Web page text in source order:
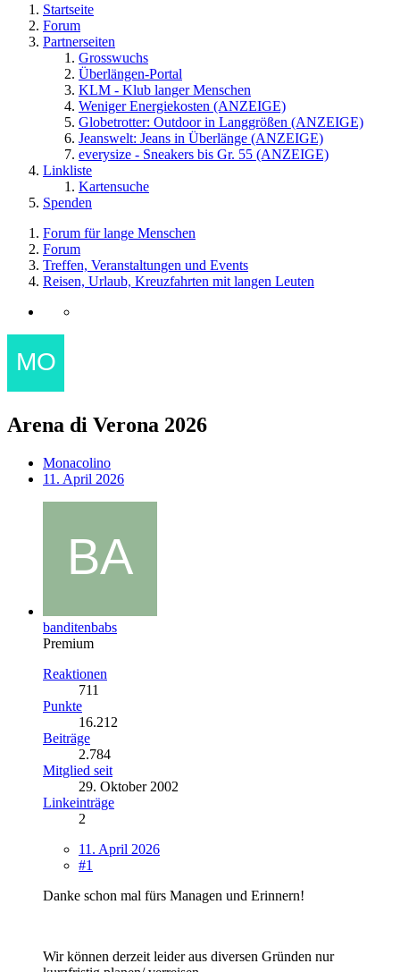
Startseite
Forum
Partnerseiten
Grosswuchs
Überlängen-Portal
KLM - Klub langer Menschen
Weniger Energiekosten (ANZEIGE)
Globetrotter: Outdoor in Langgrößen (ANZEIGE)
Jeanswelt: Jeans in Überlänge (ANZEIGE)
everysize - Sneakers bis Gr. 55 (ANZEIGE)
Linkliste
Kartensuche
Spenden
Forum für lange Menschen
Forum
Treffen, Veranstaltungen und Events
Reisen, Urlaub, Kreuzfahrten mit langen Leuten
Arena di Verona 2026
Monacolino
11. April 2026
banditenbabs
Premium
Reaktionen
711
Punkte
16.212
Beiträge
2.784
Mitglied seit
29. Oktober 2002
Linkeinträge
2
11. April 2026
#1
Danke schon mal fürs Managen und Erinnern!
Wir können derzeit leider aus diversen Gründen nur